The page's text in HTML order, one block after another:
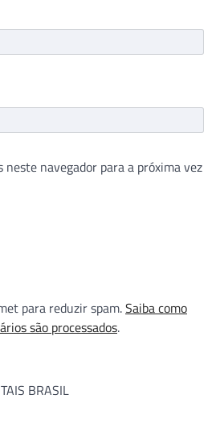
neste navegador para a próxima vez
para reduzir spam.Saiba como
são processados.
BRASIL